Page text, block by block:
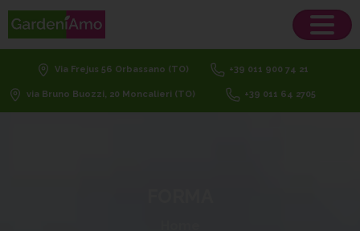
Via Frejus 56 Orbassano (TO) +39 011 900 74 21
via Bruno Buozzi, 20 Moncalieri (TO) +39 011 64 2705